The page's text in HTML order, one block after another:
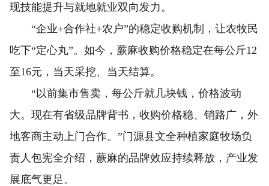
现技能提升与就地就业双向发力。
“企业+合作社+农户”的稳定收购机制，让农牧民
吃下“定心丸”。如今，蕨麻收购价格稳定在每公斤12
至16元，当天采挖、当天结算。
“以前集市售卖，每公斤就几块钱，价格波动
大。现在有省级品牌背书，收购价格稳、销路广，外
地客商主动上门合作。”门源县文全种植家庭牧场负
责人包宪全介绍，蕨麻的品牌效应持续释放，产业发
展底气更足。